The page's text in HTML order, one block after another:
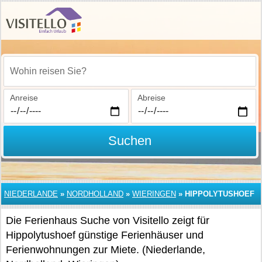
Wohin reisen Sie?
Anreise Abreise
Suchen
NIEDERLANDE » NORDHOLLAND » WIERINGEN » HIPPOLYTUSHOEF
Die Ferienhaus Suche von Visitello zeigt für
Hippolytushoef günstige Ferienhäuser und
Ferienwohnungen zur Miete. (Niederlande,